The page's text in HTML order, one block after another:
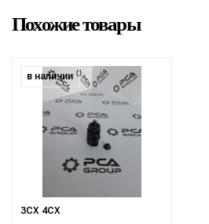
Похожие товары
в наличии
3CX 4CX